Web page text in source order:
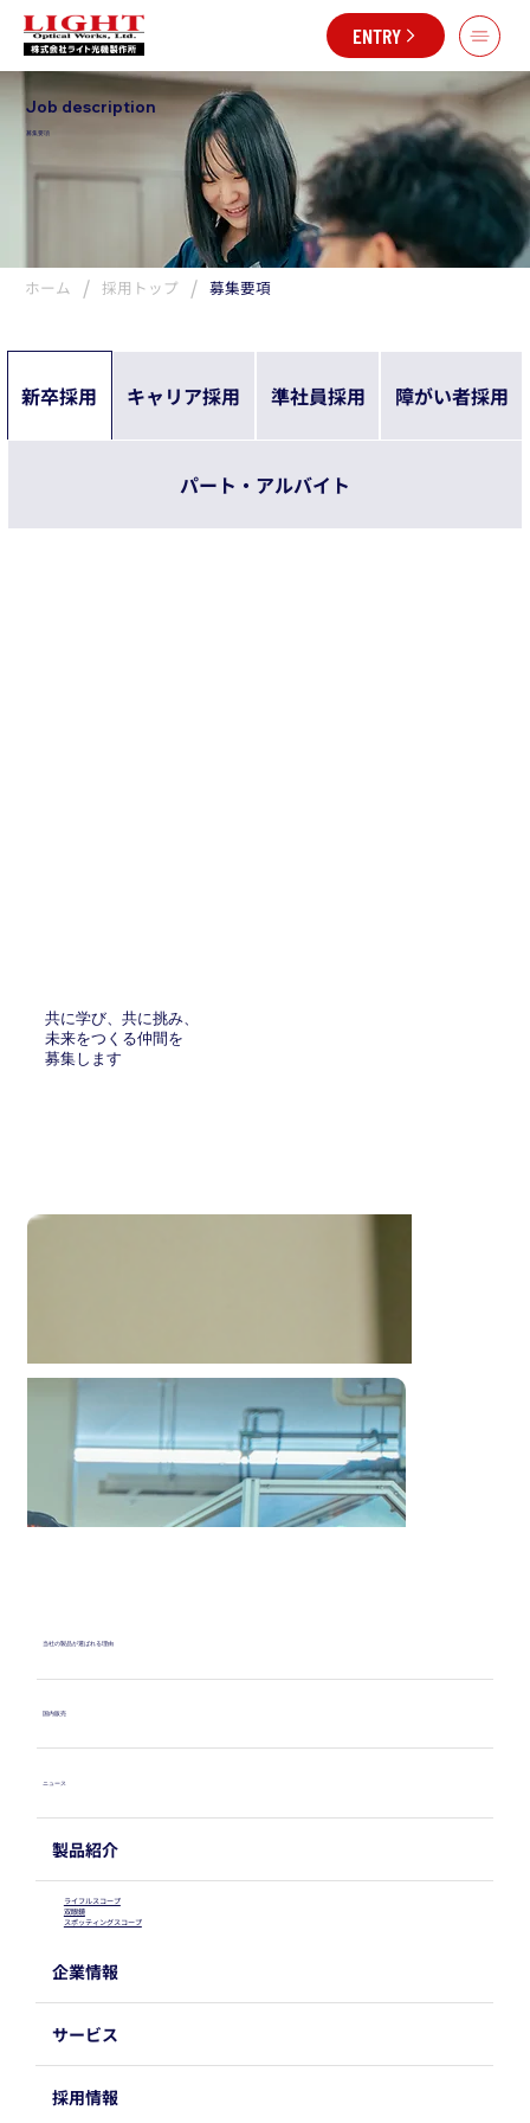
ENTRY
Job description
募集要項
ホーム / 採用トップ / 募集要項
新卒採用 キャリア採用 準社員採用 障がい者採用
パート・アルバイト
共に学び、共に挑み、
未来をつくる仲間を
募集します
当社の製品が選ばれる理由
国内販売
ニュース
製品紹介
ライフルスコープ
双眼鏡
スポッティングスコープ
企業情報
サービス
採用情報